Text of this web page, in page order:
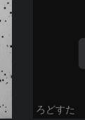
ろどすた